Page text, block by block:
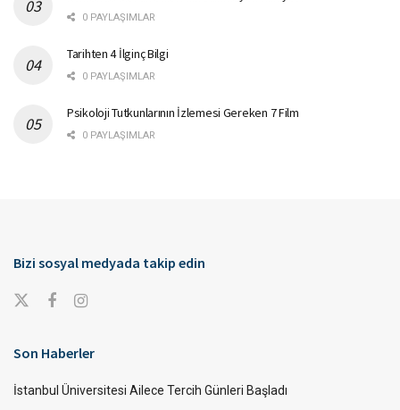
0 PAYLAŞIMLAR
Tarihten 4 İlginç Bilgi
0 PAYLAŞIMLAR
Psikoloji Tutkunlarının İzlemesi Gereken 7 Film
0 PAYLAŞIMLAR
Bizi sosyal medyada takip edin
Son Haberler
İstanbul Üniversitesi Ailece Tercih Günleri Başladı